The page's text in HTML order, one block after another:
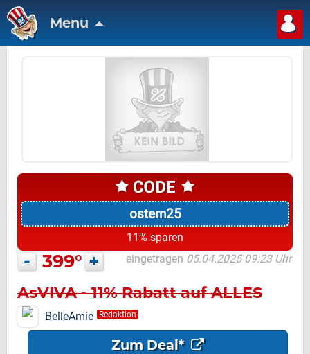
Menu
ostern25
11% sparen
- 399° + eingetragen 05.04.2025 09:23 Uhr
AsVIVA - 11% Rabatt auf ALLES
BelleAmie Redaktion
Zum Deal*